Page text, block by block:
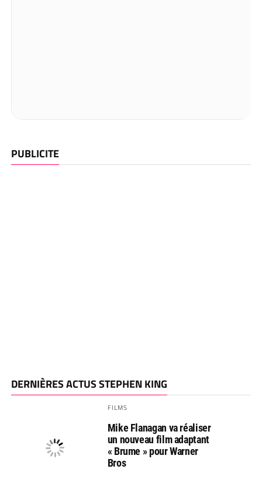
PUBLICITE
DERNIÈRES ACTUS STEPHEN KING
FILMS
Mike Flanagan va réaliser
un nouveau film adaptant
« Brume » pour Warner
Bros